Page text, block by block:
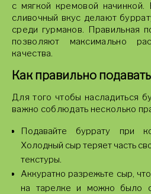
с мягкой кремовой начинкой.
сливочный вкус делают
среди гурманов. Правильная
позволяют максимально
качества.
Как правильно
Для того чтобы насладиться
важно соблюдать несколько
Подавайте буррату при
Холодный сыр теряет часть
текстуры.
Аккуратно разрежьте сыр,
на тарелке и можно было